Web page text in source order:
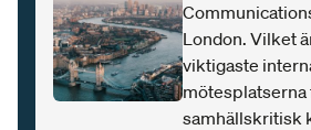
London. Vilket
viktigaste
samhällskritisk